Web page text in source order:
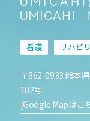
看護 リハビ
〒862-0933 熊本
102号
[Google Mapはこ